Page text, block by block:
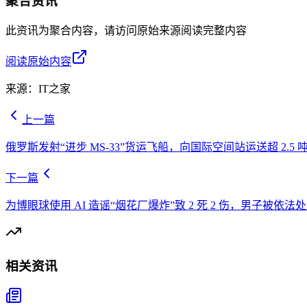
此资讯为聚合内容，请访问原始来源阅读完整内容
阅读原始内容
来源： IT之家
上一篇
俄罗斯发射“进步 MS-33”货运飞船，向国际空间站运送超 2.5
下一篇
为博眼球使用 AI 造谣“烟花厂爆炸”致 2 死 2 伤，男子被依法
相关资讯